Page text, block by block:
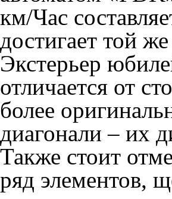
км/Час
достигает той
Экстерьер
отличается от
более
диагонали – их
Также стоит
ряд элементов,